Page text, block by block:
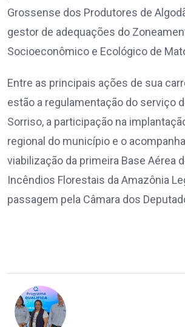
Grossense dos Produtores de
gestor de adequações do
Socioeconômico e Ecológico de
Entre as principais ações de sua
estão a regulamentação do serviço
Sorriso, a participação na
regional do município e o
viabilização da primeira Base Aérea
Incêndios Florestais da Amazônia
passagem pela Câmara dos